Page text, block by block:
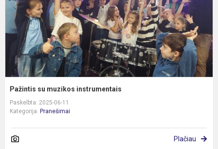
Pažintis su muzikos instrumentais
Paskelbta: 2025-06-11
Kategorija: Pranešimai
Plačiau